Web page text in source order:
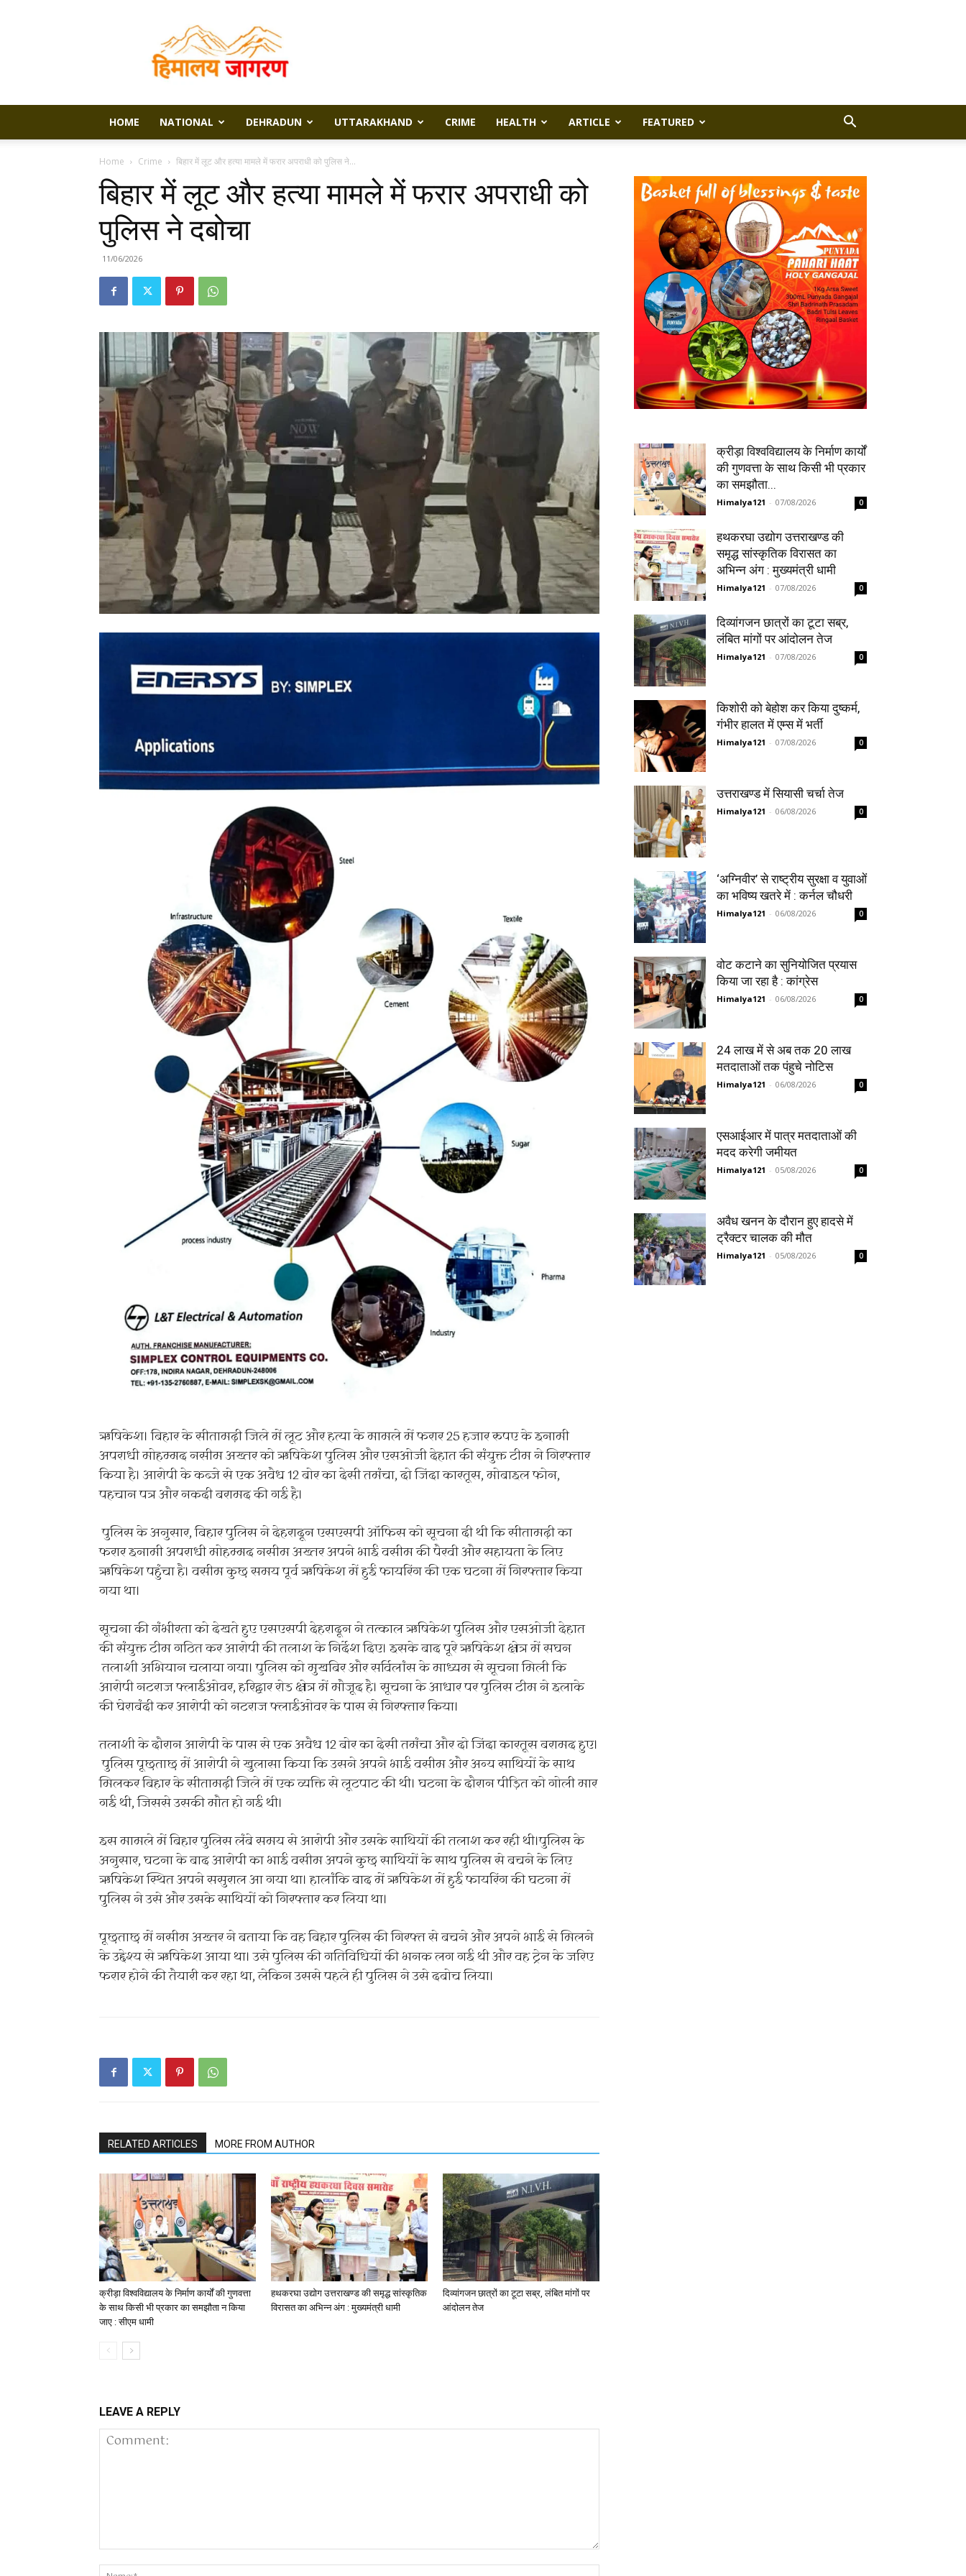
Himalaya
Jagran
HOME NATIONAL DEHRADUN UTTARAKHAND CRIME HEALTH ARTICLE FEATURED
Home Crime बिहार में लूट और हत्या मामले में फरार अपराधी को पुलिस ने...
बिहार में लूट और हत्या मामले में फरार अपराधी को
पुलिस ने दबोचा
11/06/2026
ऋषिकेश। बिहार के सीतामढ़ी जिले में लूट और हत्या के मामले में फरार 25 हजार रुपए के इनामी
अपराधी मोहम्मद नसीम अख्तर को ऋषिकेश पुलिस और एसओजी देहात की संयुक्त टीम ने गिरफ्तार
किया है। आरोपी के कब्जे से एक अवैध 12 बोर का देसी तमंचा, दो जिंदा कारतूस, मोबाइल फोन,
पहचान पत्र और नकदी बरामद की गई है।
पुलिस के अनुसार, बिहार पुलिस ने देहरादून एसएसपी ऑफिस को सूचना दी थी कि सीतामढ़ी का
फरार इनामी अपराधी मोहम्मद नसीम अख्तर अपने भाई वसीम की पैरवी और सहायता के लिए
ऋषिकेश पहुंचा है। वसीम कुछ समय पूर्व ऋषिकेश में हुई फायरिंग की एक घटना में गिरफ्तार किया
गया था।
सूचना की गंभीरता को देखते हुए एसएसपी देहरादून ने तत्काल ऋषिकेश पुलिस और एसओजी देहात
की संयुक्त टीम गठित कर आरोपी की तलाश के निर्देश दिए। इसके बाद पूरे ऋषिकेश क्षेत्र में सघन
तलाशी अभियान चलाया गया। पुलिस को मुखबिर और सर्विलांस के माध्यम से सूचना मिली कि
आरोपी नटराज फ्लाईओवर, हरिद्वार रोड क्षेत्र में मौजूद है। सूचना के आधार पर पुलिस टीम ने इलाके
की घेराबंदी कर आरोपी को नटराज फ्लाईओवर के पास से गिरफ्तार किया।
तलाशी के दौरान आरोपी के पास से एक अवैध 12 बोर का देसी तमंचा और दो जिंदा कारतूस बरामद हुए।
पुलिस पूछताछ में आरोपी ने खुलासा किया कि उसने अपने भाई वसीम और अन्य साथियों के साथ
मिलकर बिहार के सीतामढ़ी जिले में एक व्यक्ति से लूटपाट की थी। घटना के दौरान पीड़ित को गोली मार
गई थी, जिससे उसकी मौत हो गई थी।
इस मामले में बिहार पुलिस लंबे समय से आरोपी और उसके साथियों की तलाश कर रही थी।पुलिस के
अनुसार, घटना के बाद आरोपी का भाई वसीम अपने कुछ साथियों के साथ पुलिस से बचने के लिए
ऋषिकेश स्थित अपने ससुराल आ गया था। हालांकि बाद में ऋषिकेश में हुई फायरिंग की घटना में
पुलिस ने उसे और उसके साथियों को गिरफ्तार कर लिया था।
पूछताछ में नसीम अख्तर ने बताया कि वह बिहार पुलिस की गिरफ्त से बचने और अपने भाई से मिलने
के उद्देश्य से ऋषिकेश आया था। उसे पुलिस की गतिविधियों की भनक लग गई थी और वह ट्रेन के जरिए
फरार होने की तैयारी कर रहा था, लेकिन उससे पहले ही पुलिस ने उसे दबोच लिया।
RELATED ARTICLES MORE FROM AUTHOR
क्रीड़ा विश्वविद्यालय के निर्माण कार्यों की गुणवत्ता
के साथ किसी भी प्रकार का समझौता न किया
जाए : सीएम धामी
हथकरघा उद्योग उत्तराखण्ड की समृद्ध सांस्कृतिक
विरासत का अभिन्न अंग : मुख्यमंत्री धामी
दिव्यांगजन छात्रों का टूटा सब्र, लंबित मांगों पर
आंदोलन तेज
LEAVE A REPLY
क्रीड़ा विश्वविद्यालय के निर्माण कार्यों
की गुणवत्ता के साथ किसी भी प्रकार
का समझौता...
Himalya121 - 07/08/2026 0
हथकरघा उद्योग उत्तराखण्ड की
समृद्ध सांस्कृतिक विरासत का
अभिन्न अंग : मुख्यमंत्री धामी
Himalya121 - 07/08/2026 0
दिव्यांगजन छात्रों का टूटा सब्र,
लंबित मांगों पर आंदोलन तेज
Himalya121 - 07/08/2026 0
किशोरी को बेहोश कर किया दुष्कर्म,
गंभीर हालत में एम्स में भर्ती
Himalya121 - 07/08/2026 0
उत्तराखण्ड में सियासी चर्चा तेज
Himalya121 - 06/08/2026 0
‘अग्निवीर’ से राष्ट्रीय सुरक्षा व युवाओं
का भविष्य खतरे में : कर्नल चौधरी
Himalya121 - 06/08/2026 0
वोट कटाने का सुनियोजित प्रयास
किया जा रहा है : कांग्रेस
Himalya121 - 06/08/2026 0
24 लाख में से अब तक 20 लाख
मतदाताओं तक पंहुचे नोटिस
Himalya121 - 06/08/2026 0
एसआईआर में पात्र मतदाताओं की
मदद करेगी जमीयत
Himalya121 - 05/08/2026 0
अवैध खनन के दौरान हुए हादसे में
ट्रैक्टर चालक की मौत
Himalya121 - 05/08/2026 0